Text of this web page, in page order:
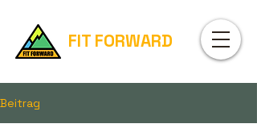
FIT FORWARD
Beitrag